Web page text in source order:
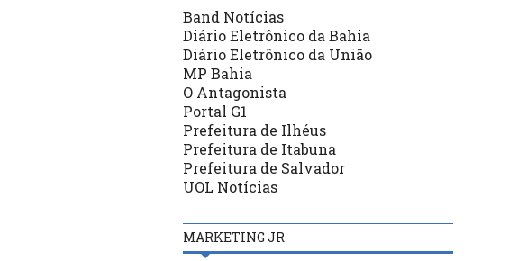
Band Notícias
Diário Eletrônico da Bahia
Diário Eletrônico da União
MP Bahia
O Antagonista
Portal G1
Prefeitura de Ilhéus
Prefeitura de Itabuna
Prefeitura de Salvador
UOL Notícias
MARKETING JR